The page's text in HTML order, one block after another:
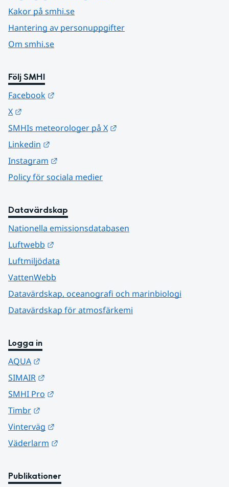
Kakor på smhi.se
Hantering av personuppgifter
Om smhi.se
Följ SMHI
Facebook
X
SMHIs meteorologer på X
Linkedin
Instagram
Policy för sociala medier
Datavärdskap
Nationella emissionsdatabasen
Luftwebb
Luftmiljödata
VattenWebb
Datavärdskap, oceanografi och marinbiologi
Datavärdskap för atmosfärkemi
Logga in
AQUA
SIMAIR
SMHI Pro
Timbr
Vinterväg
Väderlarm
Publikationer